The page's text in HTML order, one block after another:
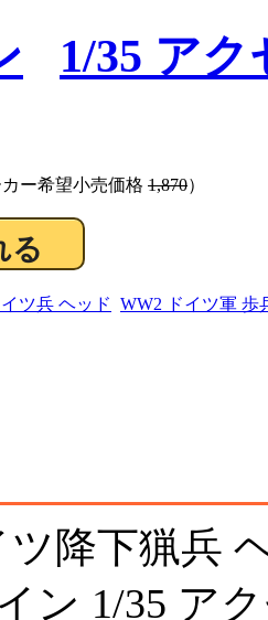
1/35 ア
カー希望小売価格 1,870）
イツ兵 ヘッド WW2 ドイツ軍 歩